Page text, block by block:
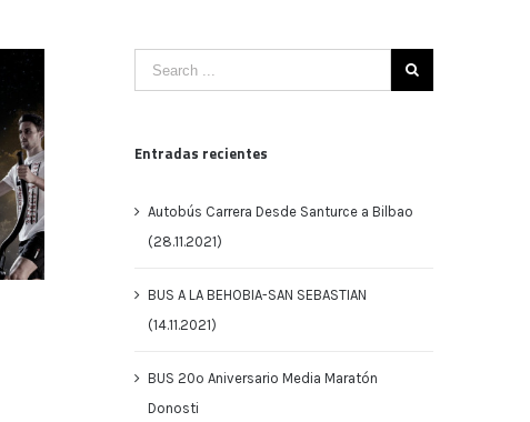
Entradas recientes
Autobús Carrera Desde Santurce a Bilbao
(28.11.2021)
BUS A LA BEHOBIA-SAN SEBASTIAN
(14.11.2021)
BUS 20º Aniversario Media Maratón
Donosti